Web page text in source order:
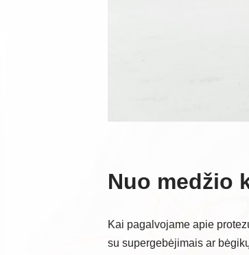
Nuo medžio
Kai pagalvojame apie
su supergebėjimais ar